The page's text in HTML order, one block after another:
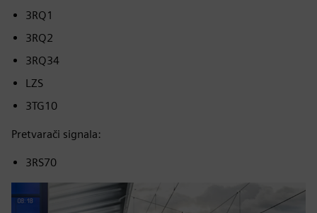
3RQ1
3RQ2
3RQ34
LZS
3TG10
Pretvarači signala:
3RS70